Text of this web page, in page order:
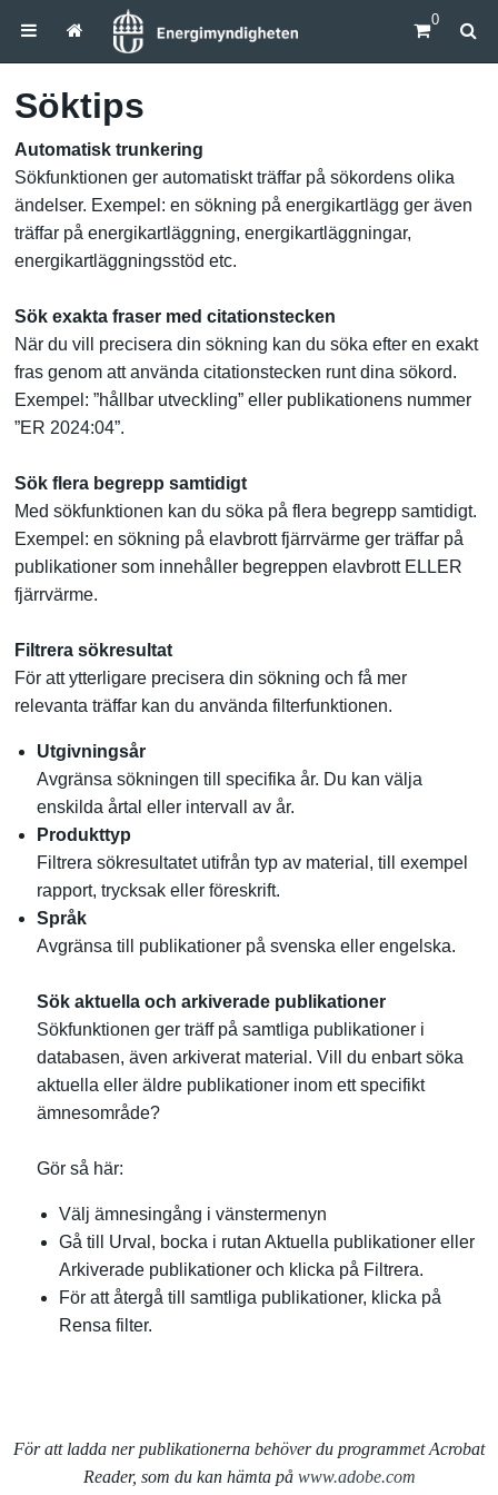
0
Söktips
Automatisk trunkering
Sökfunktionen ger automatiskt träffar på sökordens olika
ändelser. Exempel: en sökning på energikartlägg ger även
träffar på energikartläggning, energikartläggningar,
energikartläggningsstöd etc.
Sök exakta fraser med citationstecken
När du vill precisera din sökning kan du söka efter en exakt
fras genom att använda citationstecken runt dina sökord.
Exempel: ”hållbar utveckling” eller publikationens nummer
”ER 2024:04”.
Sök flera begrepp samtidigt
Med sökfunktionen kan du söka på flera begrepp samtidigt.
Exempel: en sökning på elavbrott fjärrvärme ger träffar på
publikationer som innehåller begreppen elavbrott ELLER
fjärrvärme.
Filtrera sökresultat
För att ytterligare precisera din sökning och få mer
relevanta träffar kan du använda filterfunktionen.
Utgivningsår
Avgränsa sökningen till specifika år. Du kan välja
enskilda årtal eller intervall av år.
Produkttyp
Filtrera sökresultatet utifrån typ av material, till exempel
rapport, trycksak eller föreskrift.
Språk
Avgränsa till publikationer på svenska eller engelska.
Sök aktuella och arkiverade publikationer
Sökfunktionen ger träff på samtliga publikationer i
databasen, även arkiverat material. Vill du enbart söka
aktuella eller äldre publikationer inom ett specifikt
ämnesområde?
Gör så här:
Välj ämnesingång i vänstermenyn
Gå till Urval, bocka i rutan Aktuella publikationer eller
Arkiverade publikationer och klicka på Filtrera.
För att återgå till samtliga publikationer, klicka på
Rensa filter.
För att ladda ner publikationerna behöver du programmet Acrobat
Reader, som du kan hämta på www.adobe.com